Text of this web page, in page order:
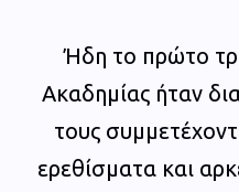
Ήδη το πρώτο
Ακαδημίας ήταν
τους
ερεθίσματα και